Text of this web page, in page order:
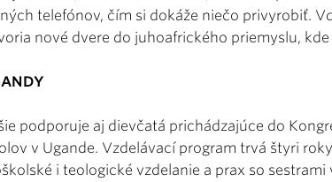
telefónov, čím si dokáže niečo privyrobiť.
nové dvere do juhoafrického priemyslu,
podporuje aj dievčatá prichádzajúce do
v Ugande. Vzdelávací program trvá štyri
i teologické vzdelanie a prax so